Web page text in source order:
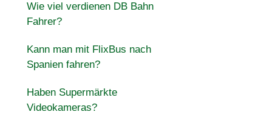
Wie viel verdienen DB Bahn
Fahrer?
Kann man mit FlixBus nach
Spanien fahren?
Haben Supermärkte
Videokameras?